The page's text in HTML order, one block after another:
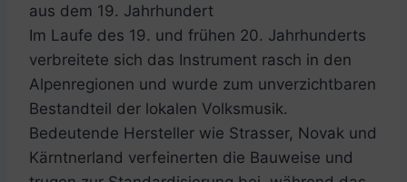
aus dem 19. Jahrhundert
Im Laufe des 19. und frühen 20. Jahrhunderts
verbreitete sich das Instrument rasch in den
Alpenregionen und wurde zum unverzichtbaren
Bestandteil der lokalen Volksmusik.
Bedeutende Hersteller wie Strasser, Novak und
Kärntnerland verfeinerten die Bauweise und